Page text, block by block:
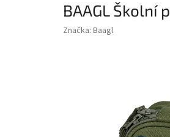
BAAGL Školní
Značka: Baagl